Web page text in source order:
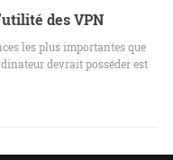
des VPN
les plus importantes que
devrait posséder est